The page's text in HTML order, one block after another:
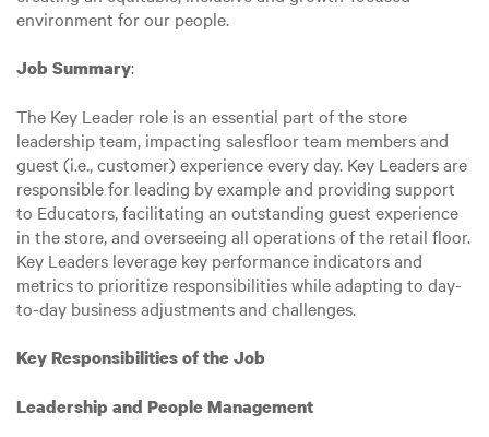
environment for our people.
Job Summary:
The Key Leader role is an essential part of the store
leadership team, impacting salesfloor team members and
guest (i.e., customer) experience every day. Key Leaders are
responsible for leading by example and providing support
to Educators, facilitating an outstanding guest experience
in the store, and overseeing all operations of the retail floor.
Key Leaders leverage key performance indicators and
metrics to prioritize responsibilities while adapting to day-
to-day business adjustments and challenges.
Key Responsibilities of the Job
Leadership and People Management